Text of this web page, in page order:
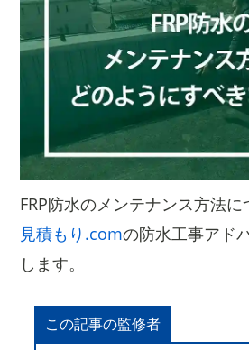
FRP防水のメンテナンス方法に
見積もり.comの防水工事アド
します。
この記事の監修者